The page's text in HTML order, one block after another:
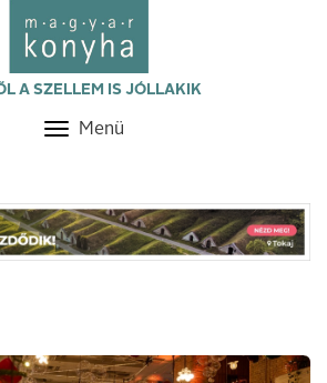
A SZELLEM IS JÓLLAKIK
Toggle
Menü